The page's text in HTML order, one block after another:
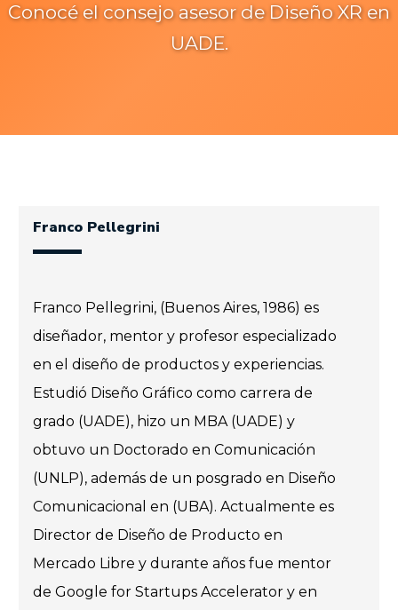
Conocé el consejo asesor de Diseño XR en
UADE.
Franco Pellegrini
Franco Pellegrini, (Buenos Aires, 1986) es
diseñador, mentor y profesor especializado
en el diseño de productos y experiencias.
Estudió Diseño Gráfico como carrera de
grado (UADE), hizo un MBA (UADE) y
obtuvo un Doctorado en Comunicación
(UNLP), además de un posgrado en Diseño
Comunicacional en (UBA). Actualmente es
Director de Diseño de Producto en
Mercado Libre y durante años fue mentor
de Google for Startups Accelerator y en